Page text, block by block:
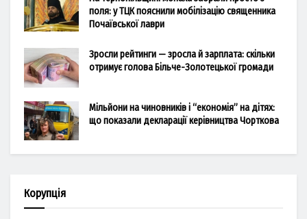
поля: у ТЦК пояснили мобілізацію священника
Почаївської лаври
Зросли рейтинги — зросла й зарплата: скільки
отримує голова Більче-Золотецької громади
Мільйони на чиновників і “економія” на дітях:
що показали декларації керівництва Чорткова
Корупція